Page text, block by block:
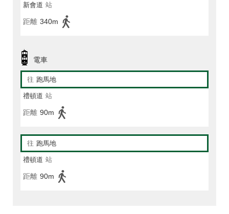
新會道 站
距離 340m
電車
往 跑馬地
禮頓道 站
距離 90m
往 跑馬地
禮頓道 站
距離 90m